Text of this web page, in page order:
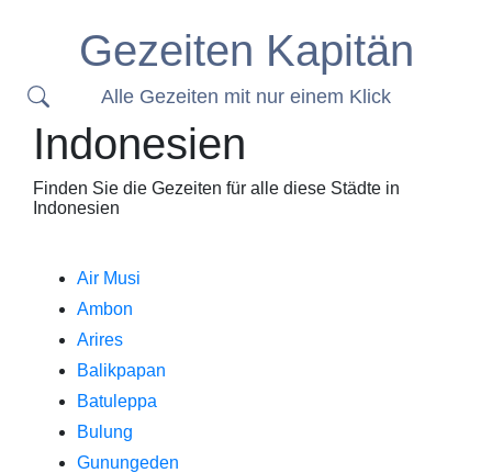
Gezeiten Kapitän
Alle Gezeiten mit nur einem Klick
Indonesien
Finden Sie die Gezeiten für alle diese Städte in
Indonesien
Air Musi
Ambon
Arires
Balikpapan
Batuleppa
Bulung
Gunungeden